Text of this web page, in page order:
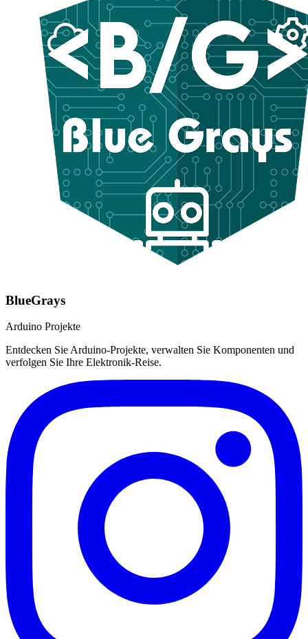
BlueGrays
Arduino Projekte
Entdecken Sie Arduino-Projekte, verwalten Sie Komponenten und
verfolgen Sie Ihre Elektronik-Reise.